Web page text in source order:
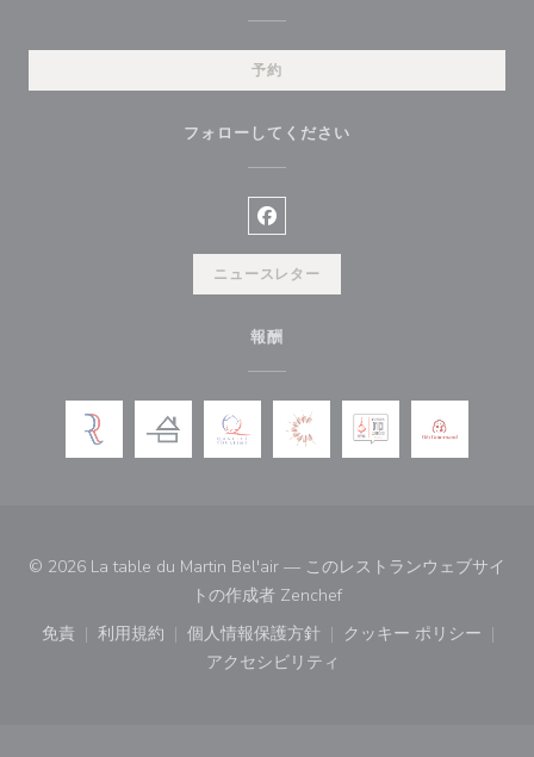
予約
フォローしてください
Facebook ((新しいウィンドウ
ニュースレター
報酬
© 2026 La table du Martin Bel'air — このレストランウェブサイ
トの作成者 Zenchef((新しいウィンドウで開
免責
((新しいウィンドウで開きます))
利用規約
((新しいウィンドウで開きます))
個人情報保護方針
((新しいウィンドウで開きます))
クッキー ポリシー
((新しいウィ
アクセシビリティ
((新しいウィンドウで開きます))